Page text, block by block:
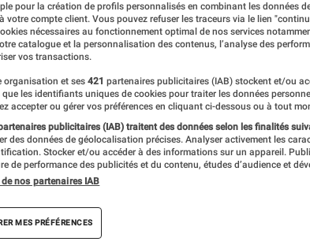
et guides Tests
pour la création de profils personnalisés en combinant les données
à votre compte client. Vous pouvez refuser les traceurs via le lien
nécessaires au fonctionnement optimal de nos services
catalogue et la personnalisation des contenus, l’analyse des
vos transactions.
organisation et ses 421 partenaires publicitaires (IAB) stockent et/ou
que les identifiants uniques de cookies pour traiter les données
accepter ou gérer vos préférences en cliquant ci-dessous ou à tout
publicitaires (IAB) traitent des données selon les finalités
des données de géolocalisation précises. Analyser activement les
Stocker et/ou accéder à des informations sur un appareil.
de performance des publicités et du contenu, études d’audience et
de nos partenaires IAB
MES PRÉFÉRENCES